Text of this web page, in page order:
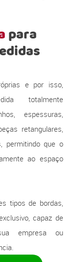
para
e por isso,
totalmente
espessuras,
retangulares,
permitindo que o
ao espaço
tipos de bordas,
capaz de
empresa ou